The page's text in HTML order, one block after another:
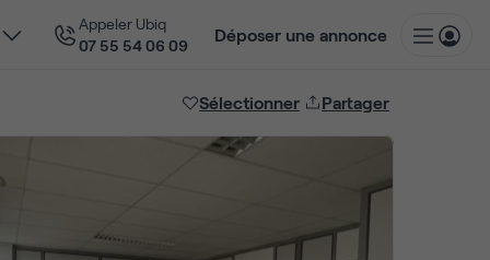
Appeler Ubiq
07 55 54 06 09
Déposer une annonce
Sélectionner Partager